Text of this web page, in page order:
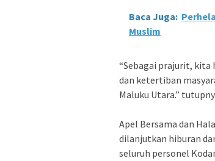
Baca Juga:
Muslim
“Sebagai prajurit, kita
dan ketertiban
Maluku Utara.”
Apel Bersama dan
dilanjutkan hiburan
seluruh personel